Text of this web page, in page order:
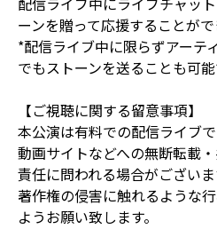
ーンを贈って応援することがで
*配信ライブ中に限らずアーテ
でもストーンを送ることも可能
【ご視聴に関する留意事項】
本公演は有料での配信ライブで
動画サイトなどへの無断転載
責任に問われる場合がございま
著作権の侵害に触れるような
ようお願い致します。